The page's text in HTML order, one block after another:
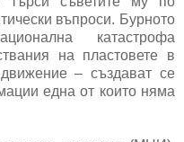
въпроси. Бурното
катастрофа
на пластовете в
– създават се
една от които няма